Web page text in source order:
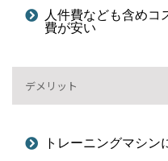
人件費なども含めコ
費が安い
デメリット
トレーニングマシ